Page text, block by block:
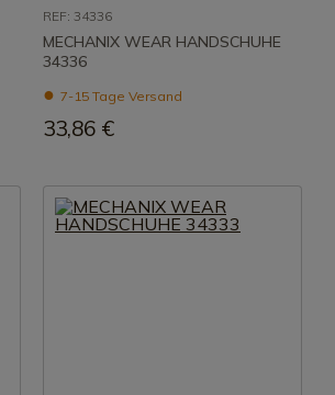
REF: 34336
MECHANIX WEAR HANDSCHUHE
34336
7-15 Tage Versand
33,86 €